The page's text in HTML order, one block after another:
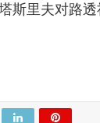
斯里夫对路